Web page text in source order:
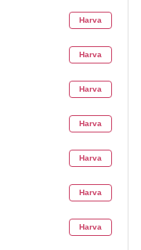
Harva
Harva
Harva
Harva
Harva
Harva
Harva